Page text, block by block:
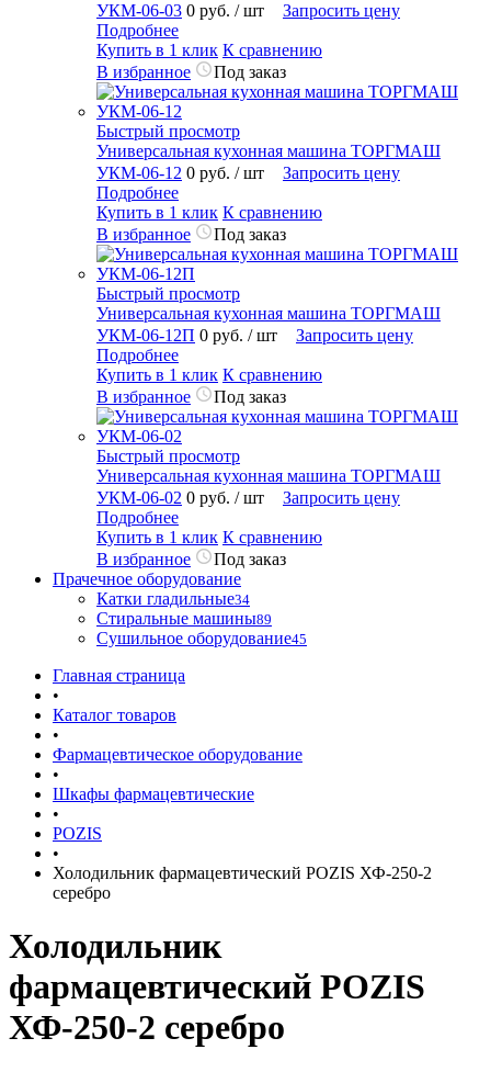
УКМ-06-03 0 руб. / шт
Запросить цену
Подробнее
Купить в 1 клик К сравнению
В избранное
Под заказ
Быстрый просмотр
Универсальная кухонная машина ТОРГМАШ
УКМ-06-12 0 руб. / шт
Запросить цену
Подробнее
Купить в 1 клик К сравнению
В избранное
Под заказ
Быстрый просмотр
Универсальная кухонная машина ТОРГМАШ
УКМ-06-12П 0 руб. / шт
Запросить цену
Подробнее
Купить в 1 клик К сравнению
В избранное
Под заказ
Быстрый просмотр
Универсальная кухонная машина ТОРГМАШ
УКМ-06-02 0 руб. / шт
Запросить цену
Подробнее
Купить в 1 клик К сравнению
В избранное
Под заказ
Прачечное оборудование
Катки гладильные34
Стиральные машины89
Сушильное оборудование45
Главная страница
•
Каталог товаров
•
Фармацевтическое оборудование
•
Шкафы фармацевтические
•
POZIS
•
Холодильник фармацевтический POZIS ХФ-250-2
серебро
Холодильник
фармацевтический POZIS
ХФ-250-2 серебро